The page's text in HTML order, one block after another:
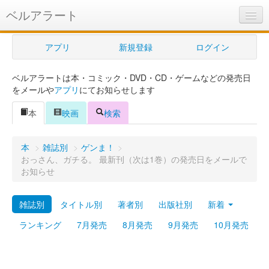
ベルアラート
ベルアラートとは
ヘルプ
新規登録
ログイン
購入管理
プレミアム
アプリ 新規登録 ログイン
ベルアラートは本・コミック・DVD・CD・ゲームなどの発売日
をメールやアプリ にてお知らせします
本
映画 検索
本 > 雑誌別 > ゲンま！
>
おっさん、ガチる。 最新刊（次は1巻）の発売日をメールで
お知らせ
雑誌別 タイトル別 著者別 出版社別
新着
ランキング
7月発売 8月発売 9月発売 10月発売